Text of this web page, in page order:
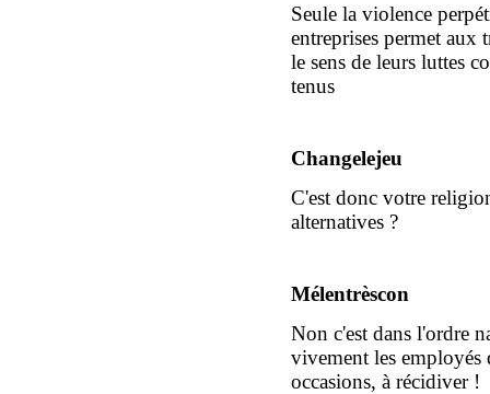
Seule la violence
entreprises permet aux
le sens de leurs luttes
tenus
Changelejeu
C'est donc votre
alternatives ?
Mélentrèscon
Non c'est dans l'ordre
vivement les employés
occasions, à récidiver !